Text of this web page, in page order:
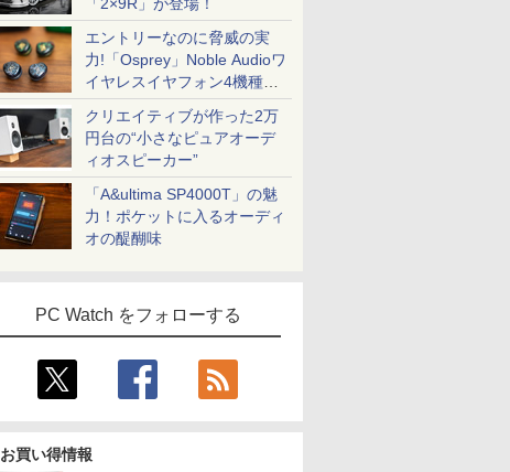
エントリーなのに脅威の実
力!「Osprey」Noble Audioワ
イヤレスイヤフォン4機種を
一気に聴く
クリエイティブが作った2万
円台の“小さなピュアオーデ
ィオスピーカー”
「A&ultima SP4000T」の魅
力！ポケットに入るオーディ
オの醍醐味
PC Watch をフォローする
お買い得情報